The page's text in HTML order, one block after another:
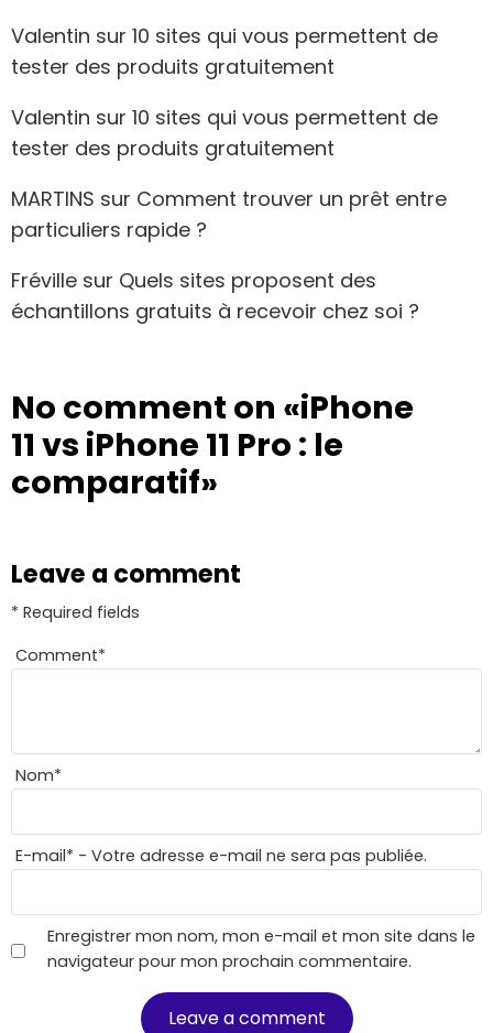
Valentin sur 10 sites qui vous permettent de
tester des produits gratuitement
Valentin sur 10 sites qui vous permettent de
tester des produits gratuitement
MARTINS sur Comment trouver un prêt entre
particuliers rapide ?
Fréville sur Quels sites proposent des
échantillons gratuits à recevoir chez soi ?
No comment on «iPhone
11 vs iPhone 11 Pro : le
comparatif»
Leave a comment
* Required fields
Comment*
Nom*
E-mail* - Votre adresse e-mail ne sera pas publiée.
Enregistrer mon nom, mon e-mail et mon site dans le
navigateur pour mon prochain commentaire.